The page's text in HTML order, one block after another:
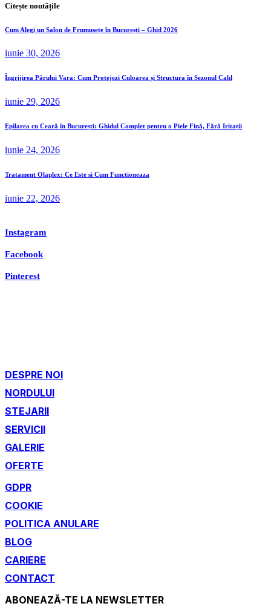
Citește noutățile
Cum Alegi un Salon de Frumusețe în București – Ghid 2026
iunie 30, 2026
Îngrijirea Părului Vara: Cum Protejezi Culoarea și Structura în Sezonul Cald
iunie 29, 2026
Epilarea cu Ceară în București: Ghidul Complet pentru o Piele Fină, Fără Iritații
iunie 24, 2026
Tratament Olaplex: Ce Este si Cum Functioneaza
iunie 22, 2026
Instagram
Facebook
Pinterest
DESPRE NOI
NORDULUI
STEJARII
SERVICII
GALERIE
OFERTE
GDPR
COOKIE
POLITICA ANULARE
BLOG
CARIERE
CONTACT
ABONEAZĂ-TE LA NEWSLETTER